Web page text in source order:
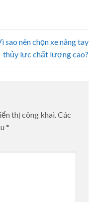
sao nên chọn xe nâng tay
thủy lực chất lượng cao?
thị công khai.Các
*